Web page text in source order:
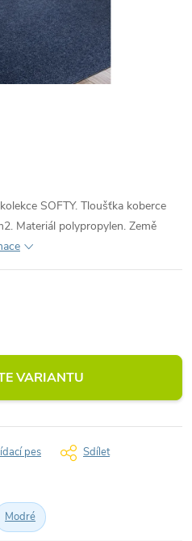
SOFTY. Tloušťka koberce
Materiál polypropylen. Země
VARIANTU
pes Sdílet
Modré